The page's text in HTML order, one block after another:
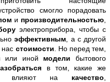
смогло порадовать
и производительностью
электроприбора, чтобы с
эффективным , а с другой
нас стоимости . Но перед тем,
или иной модели бытового
в том, какие же
влияют на качество